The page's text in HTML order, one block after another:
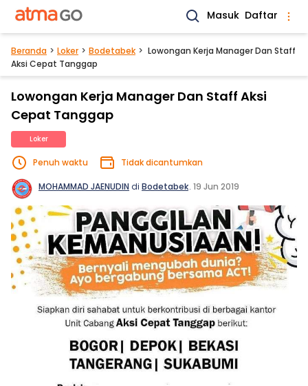
Masuk Daftar
Beranda Loker Bodetabek
Lowongan Kerja Manager Dan Staff
Aksi Cepat Tanggap
Lowongan Kerja Manager Dan Staff Aksi
Cepat Tanggap
Loker
Penuh waktu Tidak dicantumkan
MOHAMMAD JAENUDIN di Bodetabek. 19 Jun 2019